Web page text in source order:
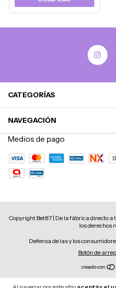
CATEGORÍAS
NAVEGACIÓN
Medios de pago
Copyright Bet87 | De la fábrica directo
los derechos
Defensa de las y los
Botón de